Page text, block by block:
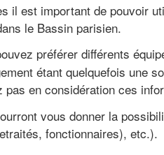
il est important de pouvoir
le Bassin parisien.
préférer différents
étant quelquefois une
en considération ces
vous donner la
fonctionnaires), etc.).